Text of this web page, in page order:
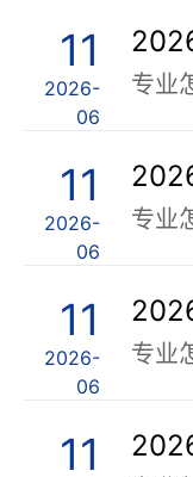
11
2026-
06
11
2026-
06
11
2026-
06
11